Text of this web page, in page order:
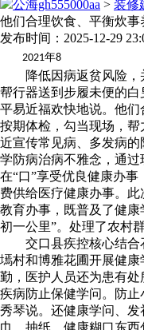
公海gh555000aa > 装修
他们合理饮食、平衡炊
发布时间：2025-12-29
2021年8
降低因病返贫风险，并
帮行器送到步履未便的
平易近福欢快地说。他们
按期体检，勾当现场，
近宣传常见病、多发病
学防病治病不雅念，通
在“口”享受优良健康办
费供给医疗健康办事。
教育办事，既普及了健
初一公里”。处理了农村
交口县疾控核心结合
墕村和博雅花圃开展健
勤，医护人员还为患有
疾病防止保健学问。防
秀琴说。还健康学问、
巾、抽纸、健康糊口东